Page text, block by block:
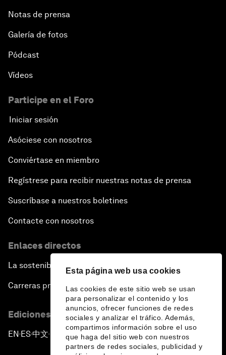
Esta página web usa cookies
Las cookies de este sitio web se usan
para personalizar el contenido y los
anuncios, ofrecer funciones de redes
sociales y analizar el tráfico. Además,
compartimos información sobre el uso
que haga del sitio web con nuestros
partners de redes sociales, publicidad y
Notas de prensa
Galería de fotos
Pódcast
Vídeos
Participe en el Foro
Iniciar sesión
Asóciese con nosotros
Conviértase en miembro
Regístrese para recibir nuestras notas de prensa
Suscríbase a nuestros boletines
Contacte con nosotros
Enlaces directos
La sostenibilidad en el Foro
Carreras profesionales
Ediciones en otros idiomas
EN ▪ ES▪中文▪ 日本語